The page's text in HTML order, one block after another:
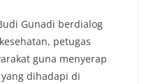
Gunadi berdialog
petugas
guna menyerap
dihadapi di